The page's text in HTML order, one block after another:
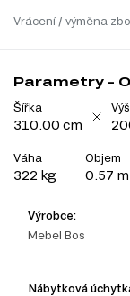
Vrácení / výměna
Parametry -
Šířka
310.00 cm
Váha
322 kg
Objem
0.57 m
Výrobce:
Mebel Bos
Nábytková